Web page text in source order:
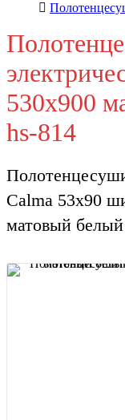
530х900
hs-814
Calma 53х90
матовый белый